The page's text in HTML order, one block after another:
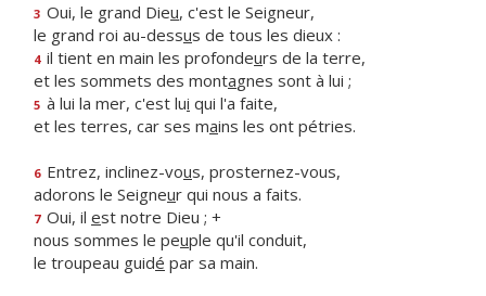
3 Oui, le grand Dieu, c'est le Seigneur,
le grand roi au-dessus de tous les dieux :
4 il tient en main les profondeurs de la terre,
et les sommets des montagnes sont à lui ;
5 à lui la mer, c'est lui qui l'a faite,
et les terres, car ses mains les ont pétries.
6 Entrez, inclinez-vous, prosternez-vous,
adorons le Seigneur qui nous a faits.
7 Oui, il est notre Dieu ; +
nous sommes le peuple qu'il conduit,
le troupeau guidé par sa main.